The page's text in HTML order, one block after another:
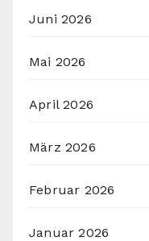
Juni 2026
Mai 2026
April 2026
März 2026
Februar 2026
Januar 2026